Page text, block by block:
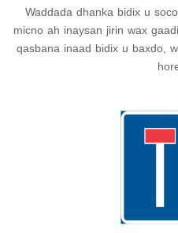
Waddada dhanka bidix u
micno ah inaysan jirin wax
qasbana inaad bidix u baxdo,